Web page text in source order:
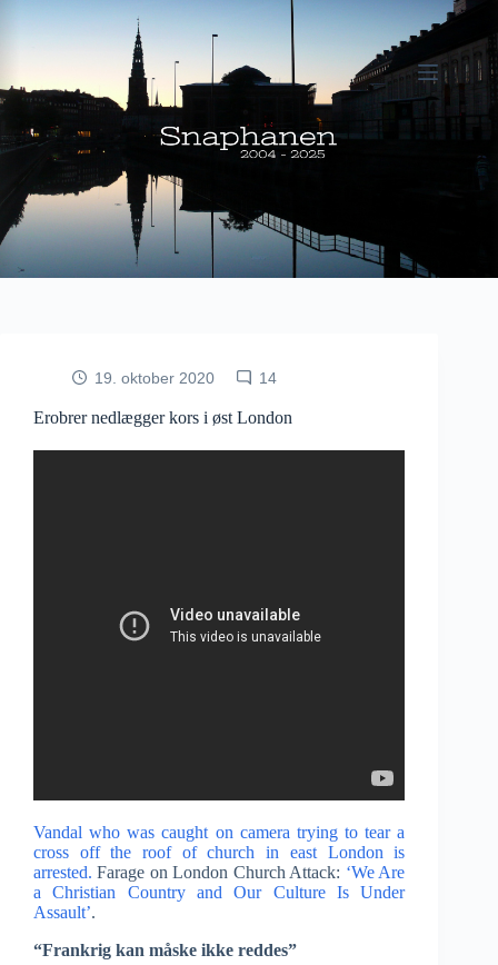
19. oktober 2020 14
Erobrer nedlægger kors i øst London
Vandal who was caught on camera trying to tear a
cross off the roof of church in east London is
arrested. Farage on London Church Attack: ‘We Are
a Christian Country and Our Culture Is Under
Assault’.
“Frankrig kan måske ikke reddes”